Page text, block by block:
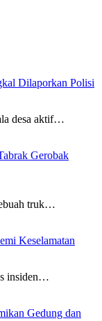
Dilaporkan Polisi
desa aktif…
Gerobak
truk…
Keselamatan
insiden…
Gedung dan